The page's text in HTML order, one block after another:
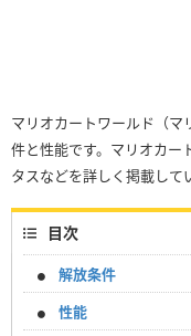
マリオカートワールド（
件と性能です。マリオカー
タスなどを詳しく掲載して
目次
解放条件
性能